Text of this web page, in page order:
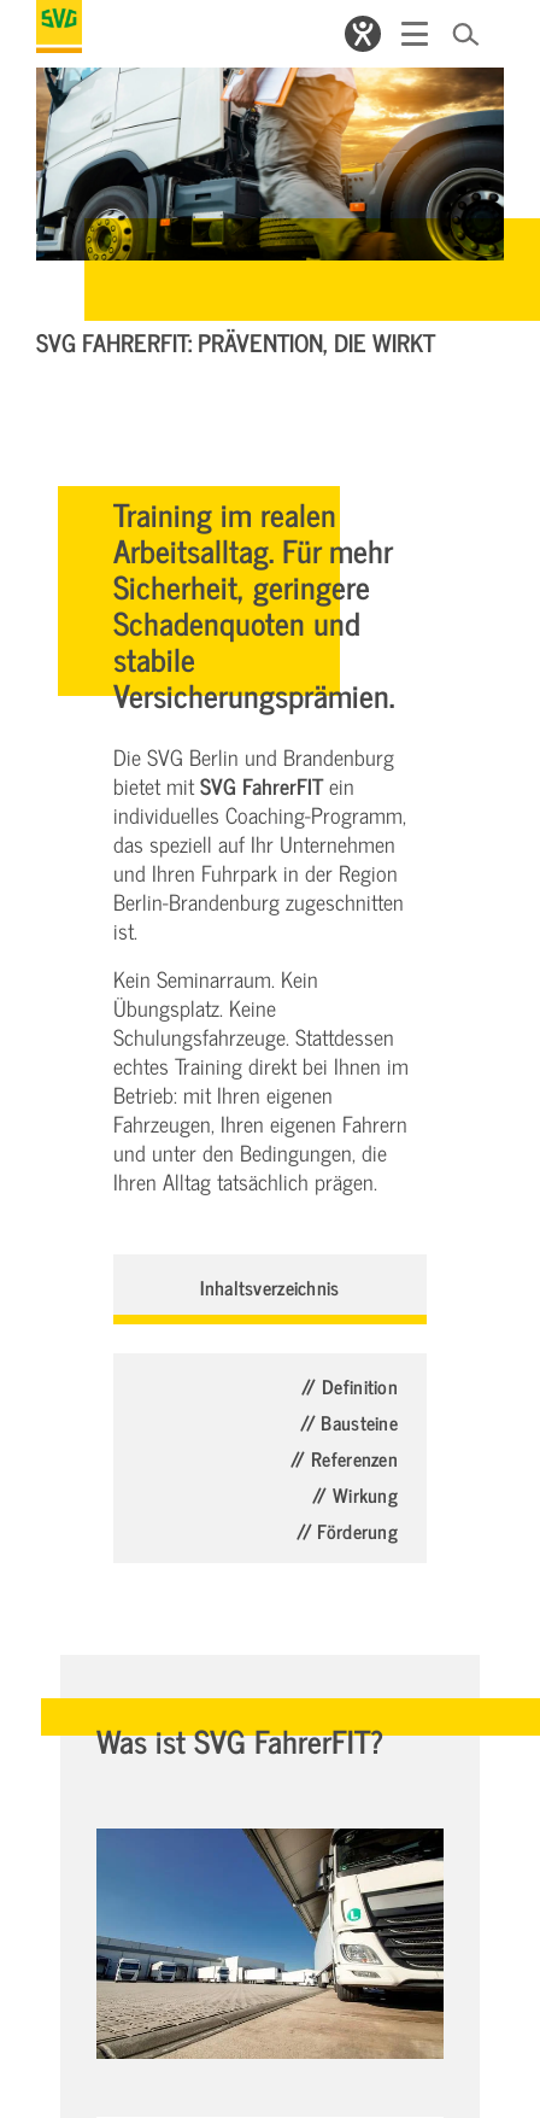
SVG FAHRERFIT: PRÄVENTION, DIE WIRKT
Training im realen
Arbeitsalltag. Für mehr
Sicherheit, geringere
Schadenquoten und
stabile
Versicherungsprämien.
Die SVG Berlin und Brandenburg
bietet mitSVG FahrerFITein
individuelles Coaching-Programm,
das speziell auf Ihr Unternehmen
und Ihren Fuhrpark in der Region
Berlin-Brandenburg zugeschnitten
ist.
Kein Seminarraum. Kein
Übungsplatz. Keine
Schulungsfahrzeuge. Stattdessen
echtes Training direkt bei Ihnen im
Betrieb: mit Ihren eigenen
Fahrzeugen, Ihren eigenen Fahrern
und unter den Bedingungen, die
Ihren Alltag tatsächlich prägen.
Inhaltsverzeichnis
// Definition
// Bausteine
// Referenzen
// Wirkung
// Förderung
Was ist SVG FahrerFIT?